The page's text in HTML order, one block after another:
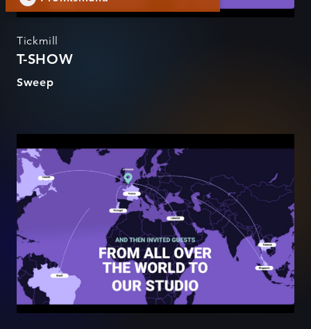
Tickmill
T-SHOW
Sweep
T-SHOW